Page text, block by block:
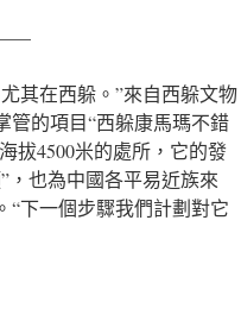
——
其在西躲。”來自西躲文物
管的項目“西躲康馬瑪不錯
拔4500米的處所，它的發
，也為中國各平易近族來
“下一個步驟我們計劃對它